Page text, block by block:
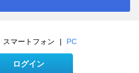
スマートフォン | PC
ログイン